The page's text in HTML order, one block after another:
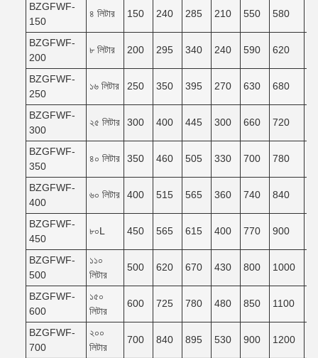
BZGFWF-
150
৪ লিটার 150 240 285 210 550 580
BZGFWF-
200
৮ লিটার 200 295 340 240 590 620
BZGFWF-
250
১৬ লিটার 250 350 395 270 630 680
BZGFWF-
300
২৫ লিটার 300 400 445 300 660 720
BZGFWF-
350
৪০ লিটার 350 460 505 330 700 780
BZGFWF-
400
৬০ লিটার 400 515 565 360 740 840
BZGFWF-
450
৮০L 450 565 615 400 770 900
BZGFWF-
500
১১০
লিটার
500 620 670 430 800 1000
BZGFWF-
600
১৫০
লিটার
600 725 780 480 850 1100
BZGFWF-
700
২০০
লিটার
700 840 895 530 900 1200